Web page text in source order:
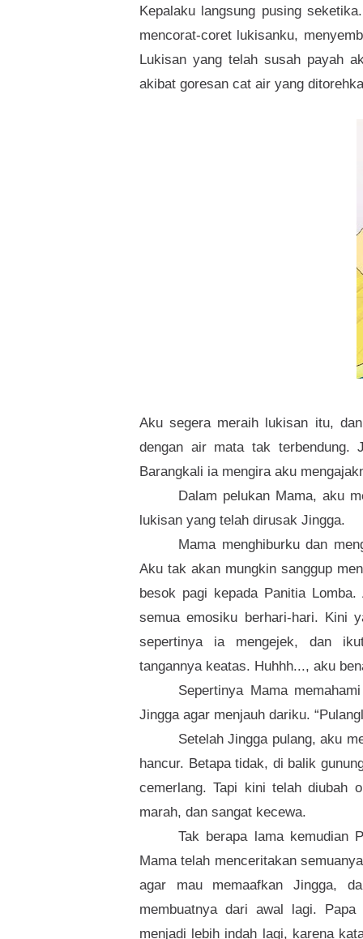
Kepalaku langsung pusing
mencorat-coret lukisanku,
Lukisan yang telah susah payah
akibat goresan cat air yang
Aku segera meraih lukisan itu,
dengan air mata tak terbendung.
Barangkali ia mengira aku
Dalam pelukan Mama, aku
lukisan yang telah dirusak Jingga.
Mama menghiburku dan
Aku tak akan mungkin sanggup
besok pagi kepada Panitia
semua emosiku berhari-hari. Kini
sepertinya ia mengejek, dan
tangannya keatas. Huhhh..., aku
Sepertinya Mama
Jingga agar menjauh dariku.
Setelah Jingga pulang, aku
hancur. Betapa tidak, di balik
cemerlang. Tapi kini telah diubah
marah, dan sangat kecewa.
Tak berapa lama kemudian
Mama telah menceritakan
agar mau memaafkan Jingga,
membuatnya dari awal lagi.
menjadi lebih indah lagi, karena